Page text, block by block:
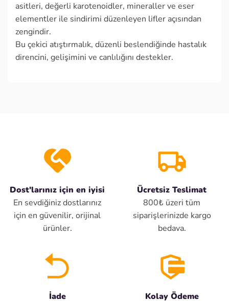
asitleri, değerli karotenoidler, mineraller ve eser
elementler ile sindirimi düzenleyen lifler açısından
zengindir.
Bu çekici atıştırmalık, düzenli beslendiğinde hastalık
direncini, gelişimini ve canlılığını destekler.
Dost'larınız için en iyisi
En sevdiğiniz dostlarınız
için en güvenilir, orijinal
ürünler.
Ücretsiz Teslimat
800₺ üzeri tüm
siparişlerinizde kargo
bedava.
İade Kolay Ödeme